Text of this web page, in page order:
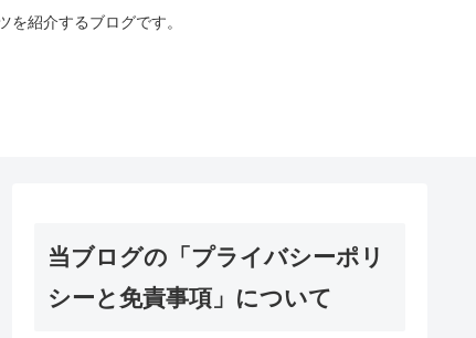
紹介するブログです。
当ブログの「プライバシーポリ
シーと免責事項」について